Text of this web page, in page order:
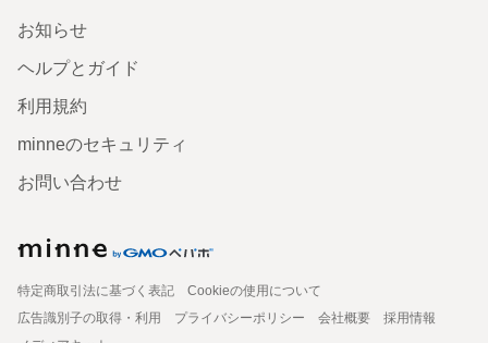
お知らせ
ヘルプとガイド
利用規約
minneのセキュリティ
お問い合わせ
特定商取引法に基づく表記
Cookieの使用について
広告識別子の取得・利用
プライバシーポリシー 会社概要
採用情報